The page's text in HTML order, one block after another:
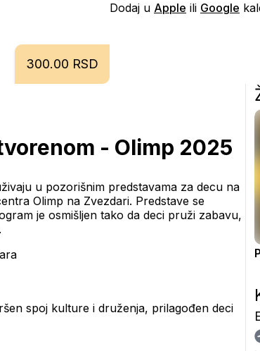
300.00 RSD
Dodaj u Apple ili Google
- Olimp 2025
u pozorišnim predstavama za decu na
Olimp na Zvezdari. Predstave se
je osmišljen tako da deci pruži zabavu,
spoj kulture i druženja, prilagođen deci